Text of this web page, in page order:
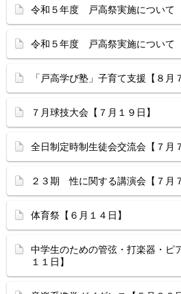
令和５年度 戸高祭実施について
令和５年度 戸高祭実施について
「戸高学び塾」子育て支援【８月
７月球技大会【７月１９日】
全日制定時制生徒会交流会【７月
２３期 性に関する講演会【７月
体育祭【６月１４日】
中学生のための管弦・打楽器・ピ
１１日】